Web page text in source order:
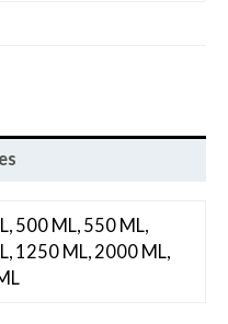
500 ML, 550 ML,
1250 ML, 2000 ML,